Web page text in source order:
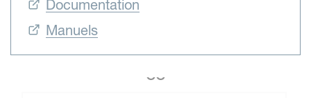
Documentation
Manuels
CC